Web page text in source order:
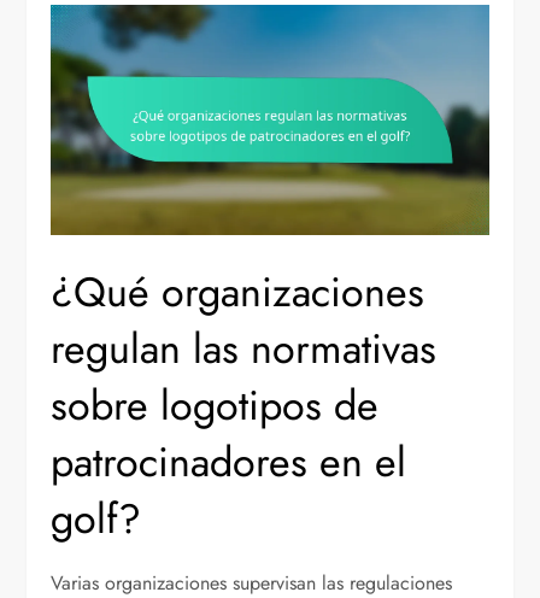
¿Qué organizaciones
regulan las normativas
sobre logotipos de
patrocinadores en el
golf?
Varias organizaciones supervisan las regulaciones